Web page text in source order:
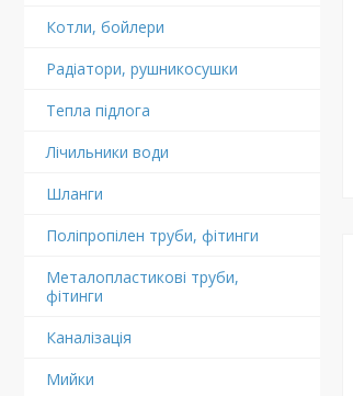
Котли, бойлери
Радіатори, рушникосушки
Тепла підлога
Лічильники води
Шланги
Поліпропілен труби, фітинги
Металопластикові труби,
фітинги
Каналізація
Мийки